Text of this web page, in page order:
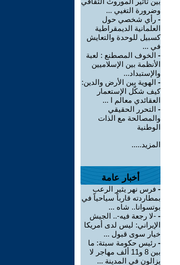
وضرورة التغيي ...
- رأي شخصي حول
العلمانية الديمقراطية
كسبيل للوحدة والتعايش
في ...
- الخوف المصطنع : لعبة
الأنظمة بين الإسلاميين
والإستبداد...
- الهوية بين الأرض والدين:
كيف شكّل الإستعمار
العقائدي معالم ا ...
- التحرر الحقيقي
والمصالحة مع الذات
الوطنية
المزيد.....
أخبار عامة
- فرس نهر يثير الرعب
بمطاردته قارباً سياحياً في
بوتسوانا.. شاه ...
- -لا رجعة فيه-.. الجيش
الإيراني: ليس لدى أمريكا
خيار سوى قبول ...
- رئيس حكومة سبتة: ما
بين 8 و11 ألف مهاجر لا
يزالون في المدينة ...